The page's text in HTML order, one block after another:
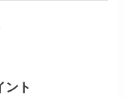
ント